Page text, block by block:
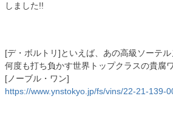
しました!!
[デ・ボルトリ]といえば、あの高級ソーテル
何度も打ち負かす世界トップクラスの貴腐ワ
[ノーブル・ワン]
https://www.ynstokyo.jp/fs/vins/22-21-139-